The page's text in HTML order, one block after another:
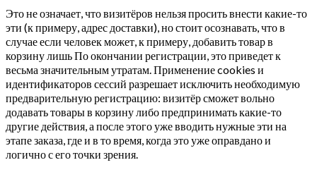
Это не означает, что визитёров нельзя просить внести какие-то
эти (к примеру, адрес доставки), но стоит осознавать, что в
случае если человек может, к примеру, добавить товар в
корзину лишь По окончании регистрации, это приведет к
весьма значительным утратам. Применение cookies и
идентификаторов сессий разрешает исключить необходимую
предварительную регистрацию: визитёр сможет вольно
додавать товары в корзину либо предпринимать какие-то
другие действия, а после этого уже вводить нужные эти на
этапе заказа, где и в то время, когда это уже оправдано и
логично с его точки зрения.